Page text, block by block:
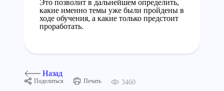
Это позволит в дальнейшем определить,
какие именно темы уже были пройдены в
ходе обучения, а какие только предстоит
проработать.
Назад
Поделиться Печать 3460